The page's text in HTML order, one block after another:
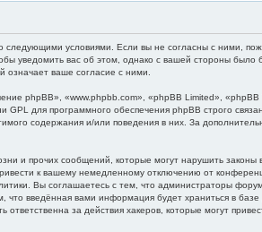
условиями. Если вы не согласны с ними,
уведомить вас об этом, однако с вашей стороны было
означает ваше согласие с ними.
phpBB», «www.phpbb.com», «phpBB Limited», «phpBB
GPL для программного обеспечения phpBB строго
содержания и/или поведения в них. За
и прочих сообщений, которые могут нарушить законы
к вашему немедленному отключению от
Вы соглашаетесь с тем, что администраторы
введённая вами информация будет храниться в базе
за действия хакеров, которые могут